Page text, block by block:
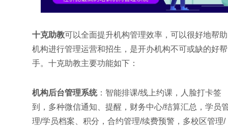
十克助教可以全面提升机构管理效率，可以很好地帮助
机构进行管理运营和招生，是开办机构不可或缺的好帮
手。十克助教主要功能如下：
机构后台管理系统：智能排课/线上约课，人脸打卡签
到，多种微信通知、提醒，财务中心/结算汇总，学员
理/学员档案、积分，合约管理/续费预警，多校区管理/